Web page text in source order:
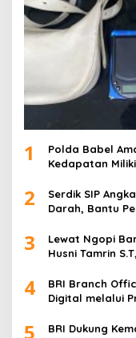
1
Polda Babel
Kedapatan
2
Serdik SIP
Darah, Bantu
3
Lewat Ngopi
Husni Tamrin
4
BRI Branch
Digital melalui
5
BRI Dukung